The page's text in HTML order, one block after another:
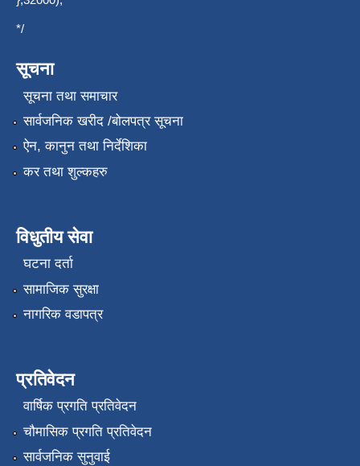
*/
सूचना
सूचना तथा समाचार
सार्वजनिक खरीद /बोलपत्र सूचना
ऐन, कानुन तथा निर्देशिका
कर तथा शुल्कहरु
विधुतीय सेवा
घटना दर्ता
सामाजिक सुरक्षा
नागरिक वडापत्र
प्रतिवेदन
वार्षिक प्रगति प्रतिवेदन
चौमासिक प्रगति प्रतिवेदन
सार्वजनिक सुनुवाई